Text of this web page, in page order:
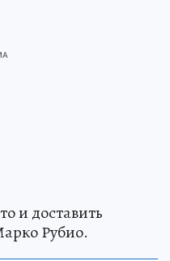
и доставить
Рубио.